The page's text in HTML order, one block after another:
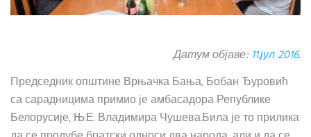
Датум објаве:11.јул 2016.
Председник општине Врњачка Бања, Бобан Ђуровић
са сарадницима примио је амбасадора Републике
Белорусије, Њ.Е. Владимира Чушева.Била је то прилика